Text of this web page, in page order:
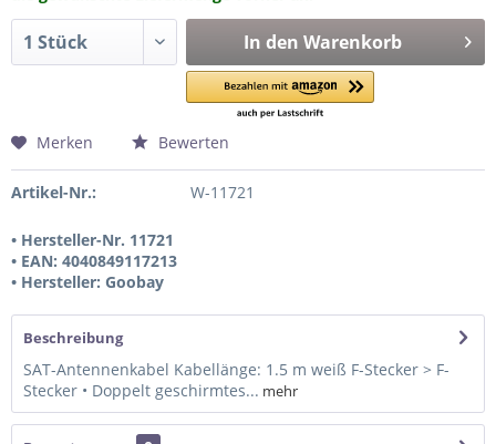
In den Warenkorb
Merken Bewerten
Artikel-Nr.: W-11721
• Hersteller-Nr. 11721
• EAN: 4040849117213
• Hersteller: Goobay
Beschreibung
SAT-Antennenkabel Kabellänge: 1.5 m weiß F-Stecker > F-
Stecker • Doppelt geschirmtes... mehr